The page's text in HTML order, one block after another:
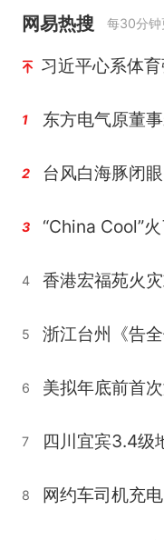
网易热搜 每30分钟
习近平心系体
1 东方电气原董
2 台风白海豚闭
3
4 香港宏福苑火
5 浙江台州《告全
6
7 四川宜宾3.4级
8 网约车司机充